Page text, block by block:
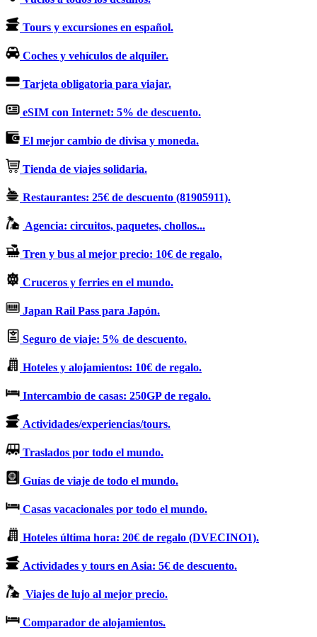
Tours y excursiones en español.
Coches y vehículos de alquiler.
Tarjeta obligatoria para viajar.
eSIM con Internet: 5% de descuento.
El mejor cambio de divisa y moneda.
Tienda de viajes solidaria.
Restaurantes: 25€ de descuento (81905911).
Agencia: circuitos, paquetes, chollos...
Tren y bus al mejor precio: 10€ de regalo.
Cruceros y ferries en el mundo.
Japan Rail Pass para Japón.
Seguro de viaje: 5% de descuento.
Hoteles y alojamientos: 10€ de regalo.
Intercambio de casas: 250GP de regalo.
Actividades/experiencias/tours.
Traslados por todo el mundo.
Guías de viaje de todo el mundo.
Casas vacacionales por todo el mundo.
Hoteles última hora: 20€ de regalo (DVECINO1).
Actividades y tours en Asia: 5€ de descuento.
Viajes de lujo al mejor precio.
Comparador de alojamientos.